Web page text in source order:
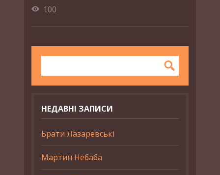
100
НЕДАВНІ ЗАПИСИ
Брати Лазаревські
Мартин Небаба